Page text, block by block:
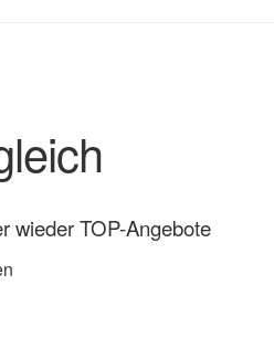
wieder TOP-Angebote